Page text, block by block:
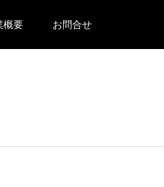
概要 お問合せ